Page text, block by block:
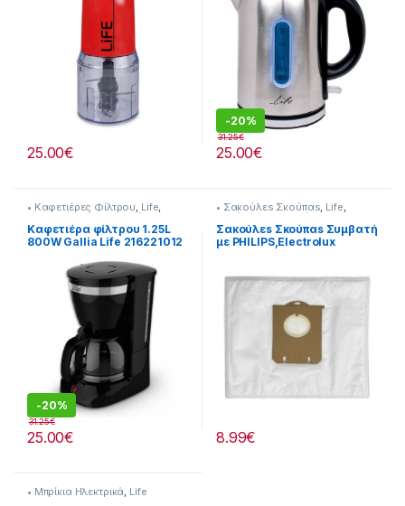
25.00€
-20%
25.00€
31.25€
• Καφετιέρες Φίλτρου Life
Προετοιμασία Πρωινού
Καφετιέρα φίλτρου 1.25L
800W Gallia Life 216221012
-20%
25.00€
31.25€
• Σακούλεs Σκούπαs Life
Σκούπισμα & Καθάρισμα
Σακούλεs Σκούπαs Συμβατή
με PHILIPS,Electrolux
8.99€
• Μπρίκια Hλεκτρικά, Life